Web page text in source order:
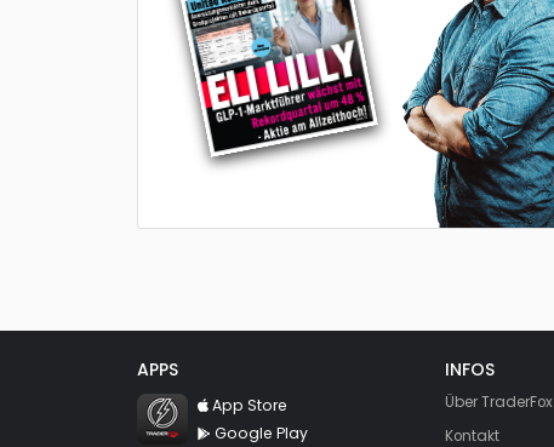
APPS
TraderFox Flash
App Store
Google Play
INFOS
Über TraderFox
Kontakt